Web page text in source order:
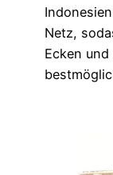
Netz,
Ecken